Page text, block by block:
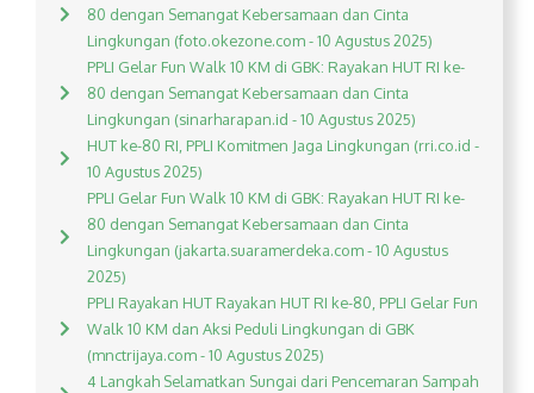
80 dengan Semangat Kebersamaan dan Cinta
Lingkungan (foto.okezone.com - 10 Agustus 2025)
PPLI Gelar Fun Walk 10 KM di GBK: Rayakan HUT RI ke-
80 dengan Semangat Kebersamaan dan Cinta
Lingkungan (sinarharapan.id - 10 Agustus 2025)
HUT ke-80 RI, PPLI Komitmen Jaga Lingkungan (rri.co.id -
10 Agustus 2025)
PPLI Gelar Fun Walk 10 KM di GBK: Rayakan HUT RI ke-
80 dengan Semangat Kebersamaan dan Cinta
Lingkungan (jakarta.suaramerdeka.com - 10 Agustus
2025)
PPLI Rayakan HUT Rayakan HUT RI ke-80, PPLI Gelar Fun
Walk 10 KM dan Aksi Peduli Lingkungan di GBK
(mnctrijaya.com - 10 Agustus 2025)
4 Langkah Selamatkan Sungai dari Pencemaran Sampah